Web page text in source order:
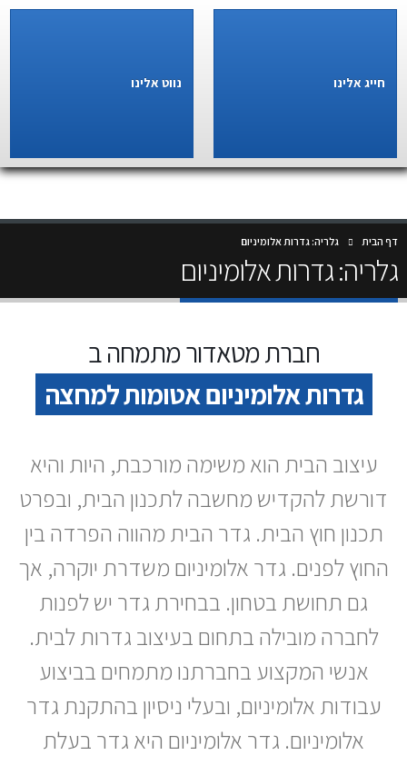
נווט אלינו חייג אלינו
דף הבית גלריה: גדרות אלומיניום
גלריה: גדרות אלומיניום
חברת מטאדור מתמחה ב
גדרות אלומיניום אטומות למחצה
גדרות אלומיניום משולבות זכוכית
גדרות אלומיניום אטומות
גדרות אלומיניום אטומות למחצה
עיצוב הבית הוא משימה מורכבת, היות והיא
דורשת להקדיש מחשבה לתכנון הבית, ובפרט
תכנון חוץ הבית. גדר הבית מהווה הפרדה בין
החוץ לפנים. גדר אלומיניום משדרת יוקרה, אך
גם תחושת בטחון. בבחירת גדר יש לפנות
לחברה מובילה בתחום בעיצוב גדרות לבית.
אנשי המקצוע בחברתנו מתמחים בביצוע
עבודות אלומיניום, ובעלי ניסיון בהתקנת גדר
אלומיניום. גדר אלומיניום היא גדר בעלת